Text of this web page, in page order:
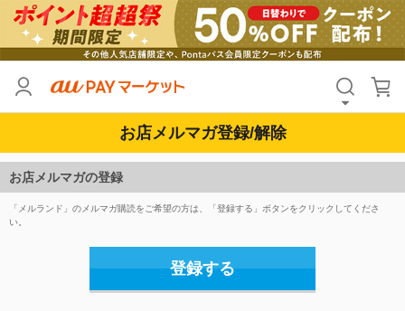
お店メルマガ登録/解除
お店メルマガの登録
「メルランド」のメルマガ購読をご希望の方は、「登録する」ボタンをクリックしてくださ
い。
登録する